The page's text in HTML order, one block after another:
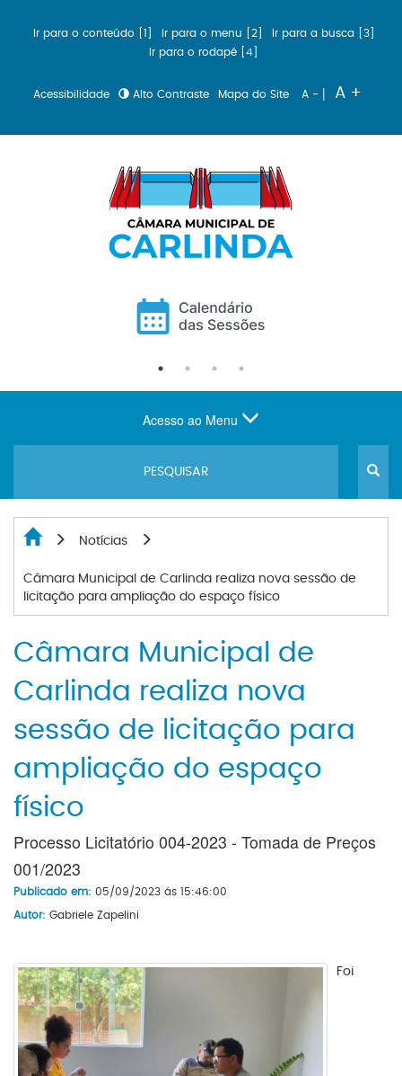
Ir para o conteúdo [1] Ir para o menu [2]
Ir para a busca [3]
Ir para o rodapé [4]
Acessibilidade Alto Contraste Mapa do Site A - | A +
Acesso ao Menu
Notícias
Câmara Municipal de Carlinda realiza nova sessão de
licitação para ampliação do espaço físico
Câmara Municipal de
Carlinda realiza nova
sessão de licitação para
ampliação do espaço
físico
Processo Licitatório 004-2023 - Tomada de Preços
001/2023
Publicado em: 05/09/2023 ás 15:46:00
Autor: Gabriele Zapelini
Foi